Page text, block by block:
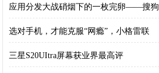
应用分发大战硝烟下的一枚完卵——搜狗
选对手机，才能克服“网瘾”，小格雷联
三星S20UItra屏幕获业界最高评